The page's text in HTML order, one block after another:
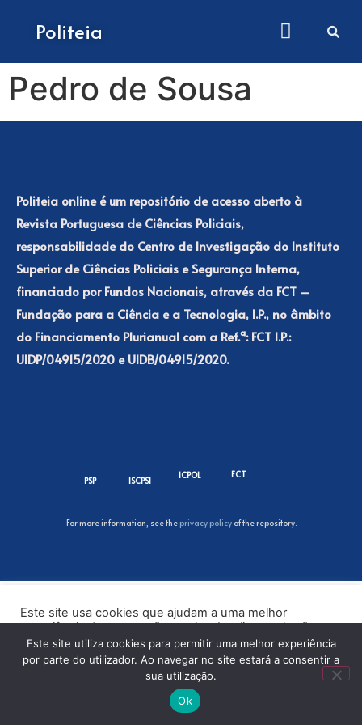
Politeia
Pedro de Sousa
Politeia online é um repositório de acesso aberto à
Revista Portuguesa de Ciências Policiais,
responsabilidade do Centro de Investigação do Instituto
Superior de Ciências Policiais e Segurança Interna,
financiado por Fundos Nacionais, através da FCT –
Fundação para a Ciência e a Tecnologia, I.P., no âmbito
do Financiamento Plurianual com a Ref.ª: FCT I.P.:
UIDP/04915/2020 e UIDB/04915/2020.
PSP ISCPSI
ICPOL FCT
For more information, see the privacy policyof the repository.
Este site usa cookies que ajudam a uma melhor
experiência de navegação no site. Ao clicar no botão
“Aceitar” ou continuar a visualizar o nosso site, você
concorda com o uso de cookies no nosso site.
Este site utiliza cookies para permitir uma melhor experiência
por parte do utilizador. Ao navegar no site estará a consentir a
sua utilização.
Ok